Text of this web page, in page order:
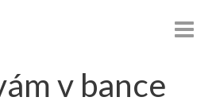
v bance